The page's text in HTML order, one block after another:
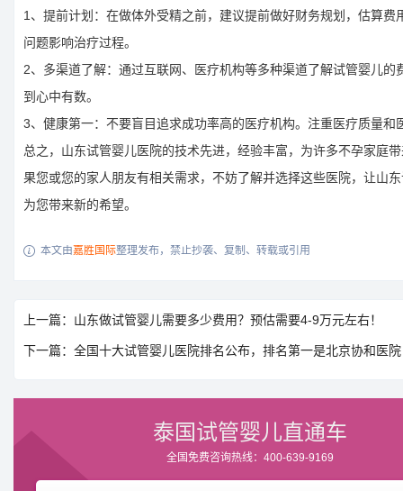
1、提前计划：在做体外受精之前，建议提前做好财务规划，估算费
问题影响治疗过程。
2、多渠道了解：通过互联网、医疗机构等多种渠道了解试管婴儿的
到心中有数。
3、健康第一：不要盲目追求成功率高的医疗机构。注重医疗质量和
总之，山东试管婴儿医院的技术先进，经验丰富，为许多不孕家庭
果您或您的家人朋友有相关需求，不妨了解并选择这些医院，让山
为您带来新的希望。
 本文由嘉胜国际整理发布，禁止抄袭、复制、转载或引用
上一篇：山东做试管婴儿需要多少费用？预估需要4-9万元左右！
下一篇：全国十大试管婴儿医院排名公布，排名第一是北京协和医
泰国试管婴儿直通车
全国免费咨询热线：400-639-9169